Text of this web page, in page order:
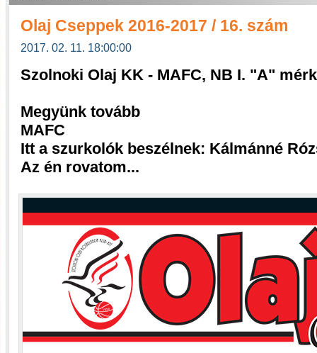
Olaj Cseppek 2016-2017 / 16. szám
2017. 02. 11. 18:00:00
Szolnoki Olaj KK - MAFC, NB I. "A"
Megyünk tovább
MAFC
Itt a szurkolók beszélnek: Kálmánné
Az én rovatom...